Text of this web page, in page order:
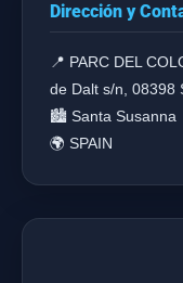
Dirección y
📍 PARC DEL
de Dalt s/n, 08398
🏙️ Santa Susanna
🌍 SPAIN